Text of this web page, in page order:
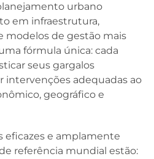
urbano
em infraestrutura,
modelos de gestão mais
fórmula única: cada
seus gargalos
intervenções adequadas ao
geográfico e
eficazes e amplamente
referência mundial estão: